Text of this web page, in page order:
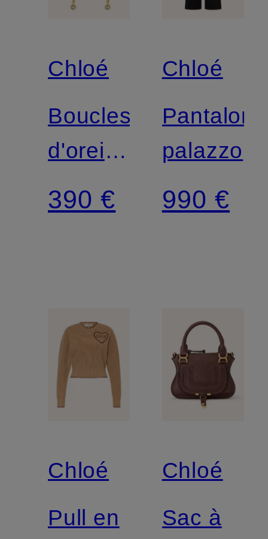
Chloé
Boucles
d'oreilles
pendantes
MINI
390 €
Chloé
Pantalon
palazzo
990 €
Chloé
Pull en
Chloé
Sac à